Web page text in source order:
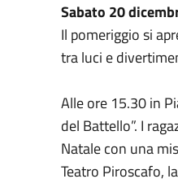
Sabato 20
Il pomeriggio si
tra luci e
Alle ore 15.30 in
del Battello”. I
Natale con una
Teatro Piroscafo,